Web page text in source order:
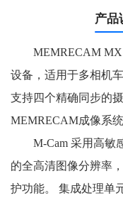
产品
MEMRECAM
设备，适用于多相机
支持四个精确同步的
MEMRECAM成像系统
M-Cam 采用高敏
的全高清图像分辨率
护功能。 集成处理单